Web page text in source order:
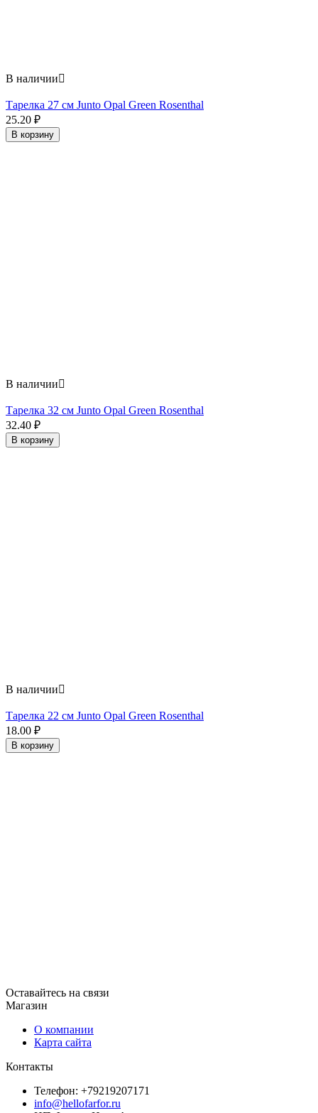
В наличии
Тарелка 27 см Junto Opal Green Rosenthal
25.20 ₽
В корзину
В наличии
Тарелка 32 см Junto Opal Green Rosenthal
32.40 ₽
В корзину
В наличии
Тарелка 22 см Junto Opal Green Rosenthal
18.00 ₽
В корзину
Оставайтесь на связи
Магазин
О компании
Карта сайта
Контакты
Телефон: +79219207171
info@hellofarfor.ru